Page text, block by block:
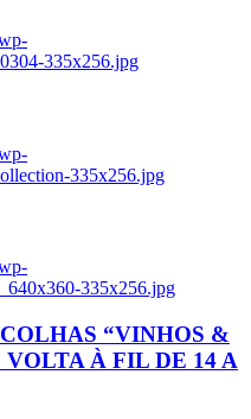
335x256.jpg
335x256.jpg
335x256.jpg
“VINHOS &
VOLTA À FIL DE 14 A